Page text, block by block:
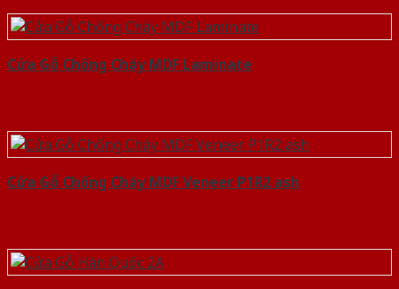
Cửa Gỗ Chống Cháy MDF Laminate
Cửa Gỗ Chống Cháy MDF Veneer P1R2 ash